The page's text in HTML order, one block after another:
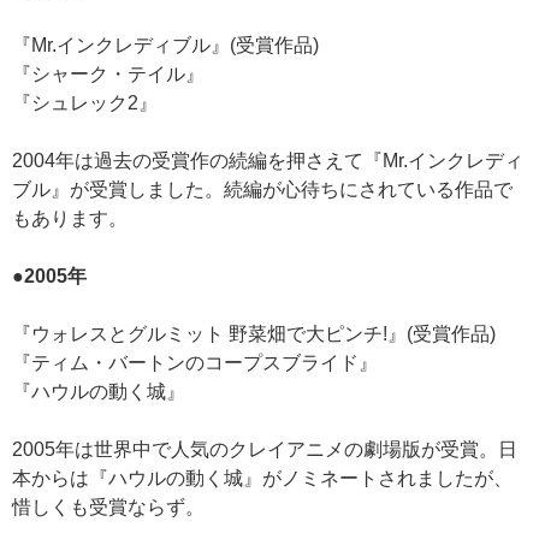
『Mr.インクレディブル』(受賞作品)
『シャーク・テイル』
『シュレック2』
2004年は過去の受賞作の続編を押さえて『Mr.インクレディ
ブル』が受賞しました。続編が心待ちにされている作品で
もあります。
●2005年
『ウォレスとグルミット 野菜畑で大ピンチ!』(受賞作品)
『ティム・バートンのコープスブライド』
『ハウルの動く城』
2005年は世界中で人気のクレイアニメの劇場版が受賞。日
本からは『ハウルの動く城』がノミネートされましたが、
惜しくも受賞ならず。